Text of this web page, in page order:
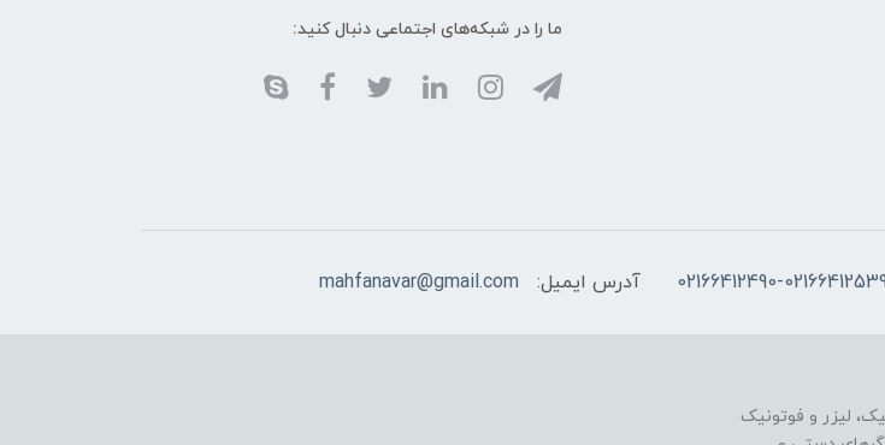
ما را در شبکه‌های اجتماعی دنبال کنید:
02166412490- آدرس ایمیل: mahfanavar@gmail.com
لیزر و فوتونیک